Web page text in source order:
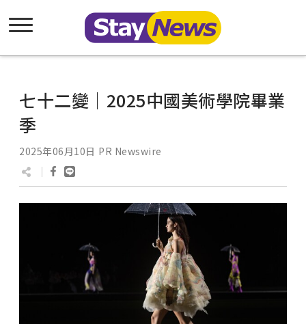
七十二變｜2025中國美術學院畢業
季
2025年06月10日 PR Newswire